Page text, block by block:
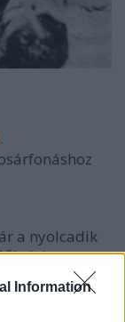
Information
a nyolcadik
színházról
szeretnénk